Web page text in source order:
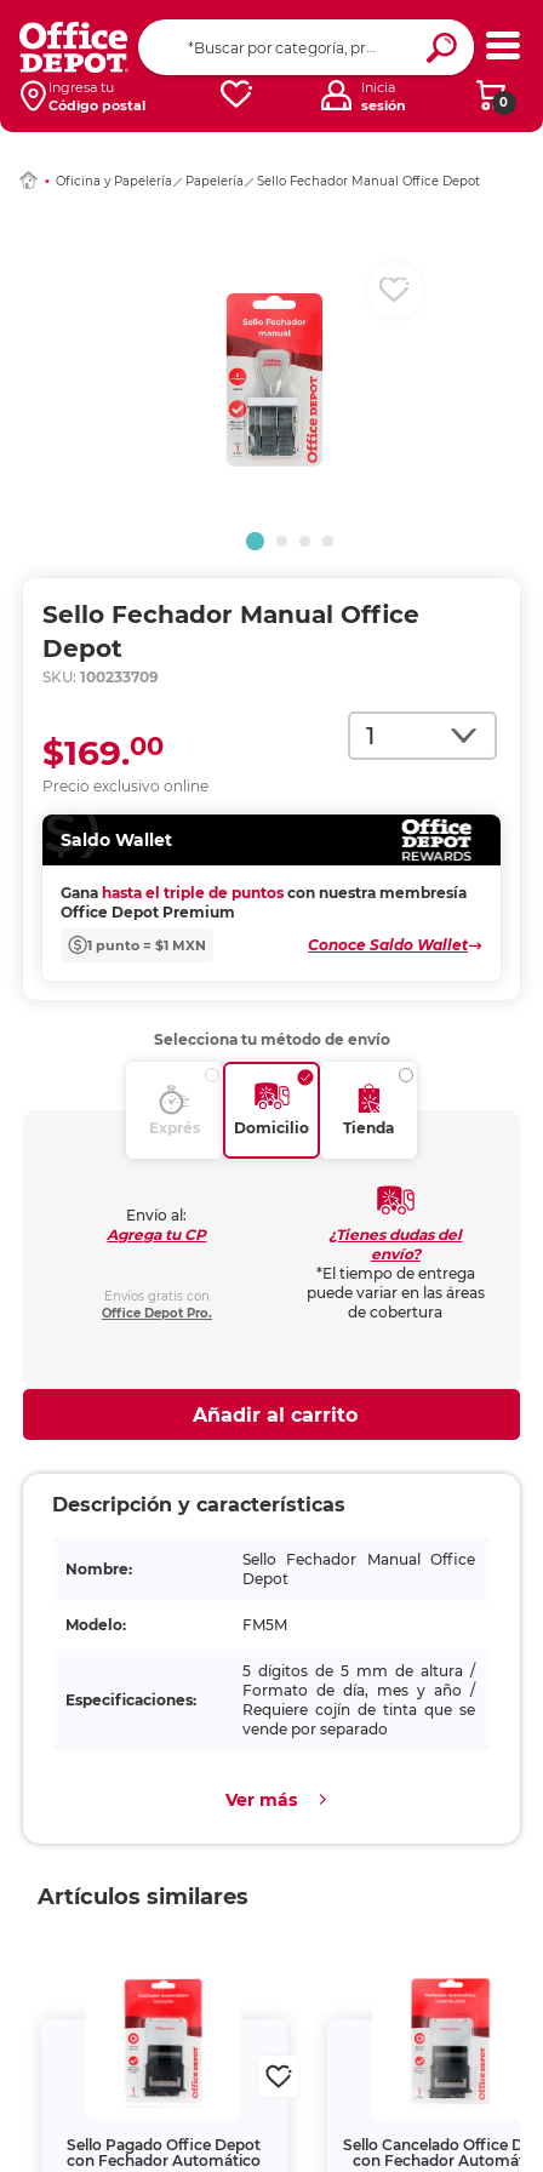
Ingresa tu
Código postal
0
Inicia
sesión
Oficina y Papelería Papelería Sello Fechador Manual Office Depot
Sello Fechador Manual Office
Depot
SKU: 100233709
Cantidad
Precio exclusivo online
$169.00
Saldo Wallet
Gana hasta el triple de puntos con nuestra membresía
Office Depot Premium
1 punto = $1 MXN Conoce Saldo Wallet
Ingresar Codigo
Selecciona tu método de envío
Exprés Domicilio Tienda
Envío al:
Agrega tu CP
Envíos gratis con
Office Depot Pro.
¿Tienes dudas del
envío?
*El tiempo de entrega
puede variar en las áreas
de cobertura
Añadir al carrito
Descripción y características
Nombre:
Sello Fechador Manual Office
Depot
Modelo: FM5M
Especificaciones:
5 dígitos de 5 mm de altura /
Formato de día, mes y año /
Requiere cojín de tinta que se
vende por separado
Ver más
Artículos similares
Sello Pagado Office Depot
con Fechador Automático
Sello Cancelado Office
con Fechador